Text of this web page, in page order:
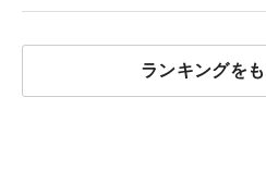
ランキングを